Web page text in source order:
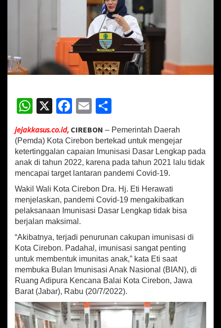
n
i
t
a
n
a
,
P
e
m
d
a
o
t
a
r
e
b
o
n
e
j
a
W
h
at
sA
p
p
X
Fa
b
o
o
k
E
ai
l
h
ar
e
jejakkasus.co.id, CIREBON – Pemerintah Daerah
(Pemda) Kota Cirebon bertekad untuk mengejar
ketertinggalan capaian Imunisasi Dasar Lengkap pada
anak di tahun 2022, karena pada tahun 2021 lalu tidak
mencapai target lantaran pandemi Covid-19.
Wakil Wali Kota Cirebon Dra. Hj. Eti Herawati
menjelaskan, pandemi Covid-19 mengakibatkan
pelaksanaan Imunisasi Dasar Lengkap tidak bisa
berjalan maksimal.
“Akibatnya, terjadi penurunan cakupan imunisasi di
Kota Cirebon. Padahal, imunisasi sangat penting
untuk membentuk imunitas anak,” kata Eti saat
membuka Bulan Imunisasi Anak Nasional (BIAN), di
Ruang Adipura Kencana Balai Kota Cirebon, Jawa
Barat (Jabar), Rabu (20/7/2022).